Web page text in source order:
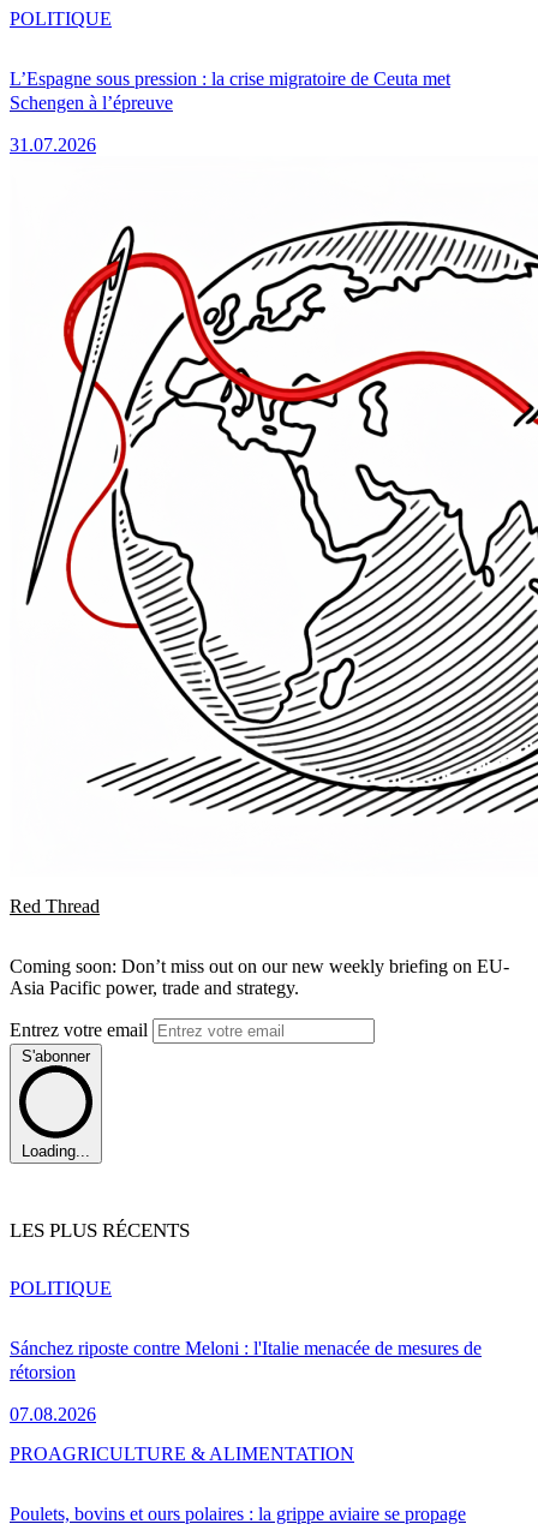
L’Espagne sous pression : la crise migratoire de Ceuta met
Schengen à l’épreuve
31.07.2026
POLITIQUE
Red Thread
Coming soon: Don’t miss out on our new weekly briefing on EU-
Asia Pacific power, trade and strategy.
Entrez votre email
S'abonner
Loading...
LES PLUS RÉCENTS
Sánchez riposte contre Meloni : l'Italie menacée de mesures de
rétorsion
07.08.2026
POLITIQUE
Poulets, bovins et ours polaires : la grippe aviaire se propage
PROAGRICULTURE & ALIMENTATION